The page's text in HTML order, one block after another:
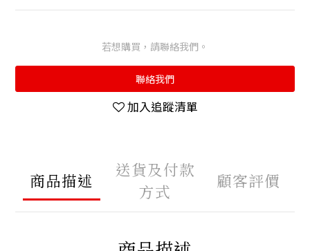
若想購買，請聯絡我們。
聯絡我們
加入追蹤清單
商品描述
送貨及付款
方式
顧客評價